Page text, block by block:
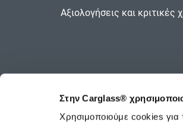
Στην Carglass®
Χρησιμοποιούμε cookies για
Αξιολογήσεις και κριτικές